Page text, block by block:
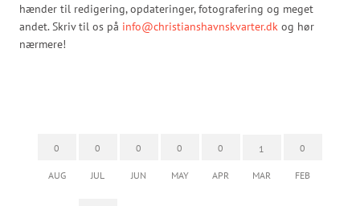
hænder til redigering, opdateringer, fotografering og meget
andet. Skriv til os på info@christianshavnskvarter.dk og hør
nærmere!
0
AUG
0
JUL
0
JUN
0
MAY
0
APR
1
MAR
0
FEB